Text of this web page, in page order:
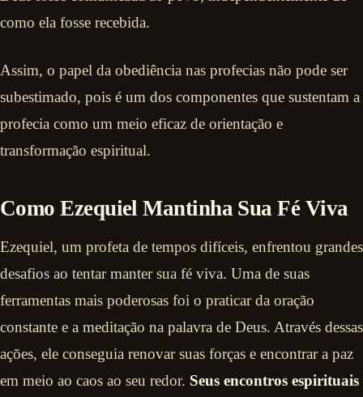
como ela fosse recebida.
Assim, o papel da obediência nas profecias não pode ser
subestimado, pois é um dos componentes que sustentam a
profecia como um meio eficaz de orientação e
transformação espiritual.
Como Ezequiel Mantinha Sua Fé Viva
Ezequiel, um profeta de tempos difíceis, enfrentou grandes
desafios ao tentar manter sua fé viva. Uma de suas
ferramentas mais poderosas foi o praticar da oração
constante e a meditação na palavra de Deus. Através dessas
ações, ele conseguia renovar suas forças e encontrar a paz
em meio ao caos ao seu redor. Seus encontros espirituais